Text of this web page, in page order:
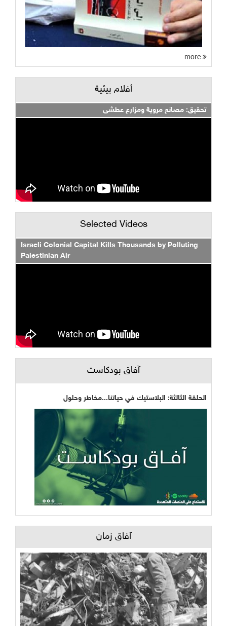
أفلام بيئية
تحقيق: مصانع مروية ومزارع عطشى
Selected Videos
Israeli Colonial Capital Kills Thousands by Polluting
Palestinian Air
آفاق بودكاست
الحلقة الثالثة: البلاستيك في حياتنا...مخاطر وحلول
آفاق زمان